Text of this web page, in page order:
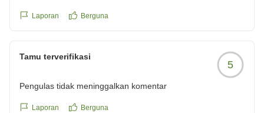
Laporan Berguna
Tamu terverifikasi
5
Pengulas tidak meninggalkan komentar
Laporan Berguna